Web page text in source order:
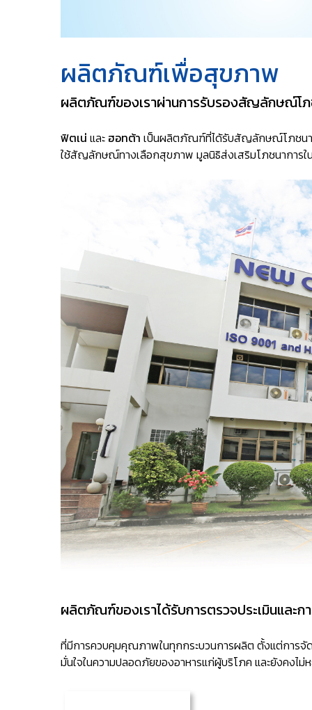
ผลิตภัณฑ์เพื่อสุขภาพ
ผลิตภัณฑ์ของเราผ่านการรับรองสัญลักษณ์โภ
ฟิตเน่ และ ฮอทต้า เป็นผลิตภัณฑ์ที่ได้รับสัญลักษณ์โภชนา
ใช้สัญลักษณ์ทางเลือกสุขภาพ มูลนิธิส่งเสริมโภชนาการใ
ผลิตภัณฑ์ของเราได้รับการตรวจประเมินแล
ที่มีการควบคุมคุณภาพในทุกกระบวนการผลิต ตั้งแต่การจั
มั่นใจในความปลอดภัยของอาหารแก่ผู้บริโภค และยังคงไ